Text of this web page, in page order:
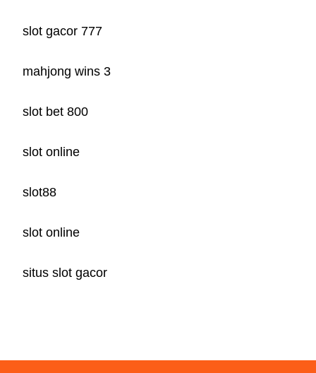
slot gacor 777
mahjong wins 3
slot bet 800
slot online
slot88
slot online
situs slot gacor